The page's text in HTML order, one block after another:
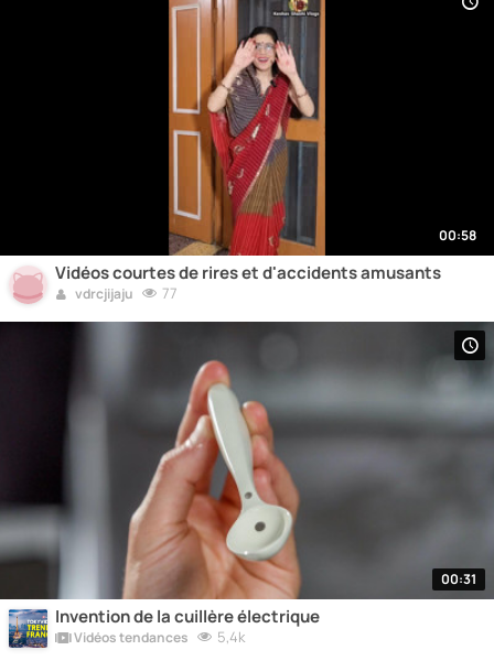
00:58
Vidéos courtes de rires et d'accidents amusants
vdrcjijaju 77
00:31
Invention de la cuillère électrique
Vidéos tendances 5,4k